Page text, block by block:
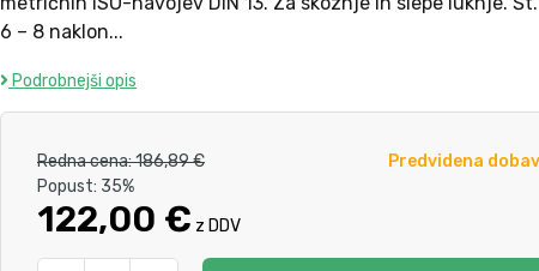
6 – 8 naklon...
Podrobnejši opis
Predvidena
Redna cena:186,89 €
Popust: 35%
122,00 € z DDV